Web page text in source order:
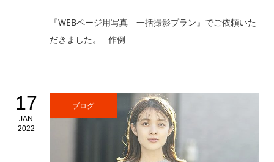
『WEBページ用写真 一括撮影プラン』でご依頼いた
だきました。 作例
17
JAN
2022
ブログ